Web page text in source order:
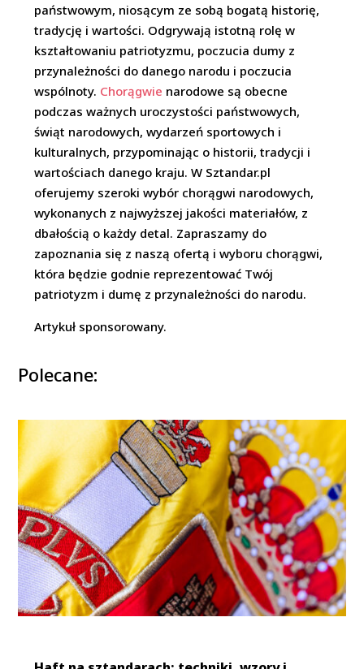
państwowym, niosącym ze sobą bogatą historię,
tradycję i wartości. Odgrywają istotną rolę w
kształtowaniu patriotyzmu, poczucia dumy z
przynależności do danego narodu i poczucia
wspólnoty. Chorągwie narodowe są obecne
podczas ważnych uroczystości państwowych,
świąt narodowych, wydarzeń sportowych i
kulturalnych, przypominając o historii, tradycji i
wartościach danego kraju. W Sztandar.pl
oferujemy szeroki wybór chorągwi narodowych,
wykonanych z najwyższej jakości materiałów, z
dbałością o każdy detal. Zapraszamy do
zapoznania się z naszą ofertą i wyboru chorągwi,
która będzie godnie reprezentować Twój
patriotyzm i dumę z przynależności do narodu.
Artykuł sponsorowany.
Polecane: